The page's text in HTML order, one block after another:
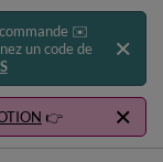
✉️
un code de
👉